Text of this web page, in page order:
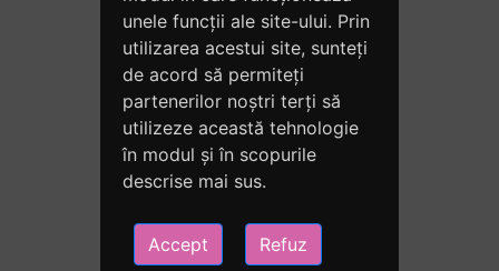
unele funcții ale site-ului. Prin
utilizarea acestui site, sunteți
de acord să permiteți
partenerilor noștri terți să
utilizeze această tehnologie
în modul și în scopurile
descrise mai sus.
Accept Refuz